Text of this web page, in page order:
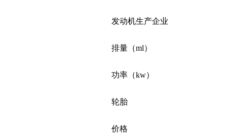
发动机生产企业
排量（ml）
功率（kw）
轮胎
价格